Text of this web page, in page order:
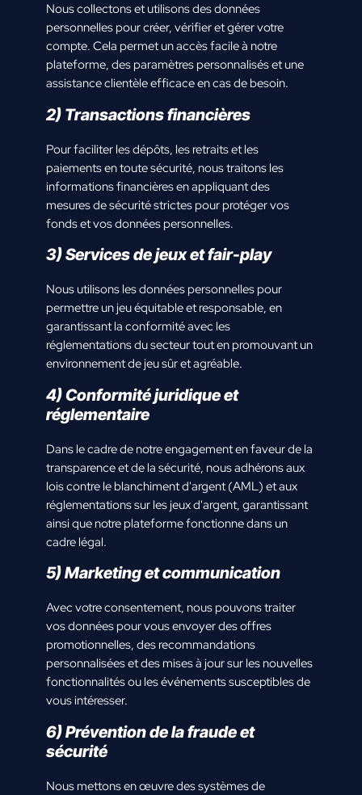
Nous collectons et utilisons des données
personnelles pour créer, vérifier et gérer votre
compte. Cela permet un accès facile à notre
plateforme, des paramètres personnalisés et une
assistance clientèle efficace en cas de besoin.
2) Transactions financières
Pour faciliter les dépôts, les retraits et les
paiements en toute sécurité, nous traitons les
informations financières en appliquant des
mesures de sécurité strictes pour protéger vos
fonds et vos données personnelles.
3) Services de jeux et fair-play
Nous utilisons les données personnelles pour
permettre un jeu équitable et responsable, en
garantissant la conformité avec les
réglementations du secteur tout en promouvant un
environnement de jeu sûr et agréable.
4) Conformité juridique et
réglementaire
Dans le cadre de notre engagement en faveur de la
transparence et de la sécurité, nous adhérons aux
lois contre le blanchiment d'argent (AML) et aux
réglementations sur les jeux d'argent, garantissant
ainsi que notre plateforme fonctionne dans un
cadre légal.
5) Marketing et communication
Avec votre consentement, nous pouvons traiter
vos données pour vous envoyer des offres
promotionnelles, des recommandations
personnalisées et des mises à jour sur les nouvelles
fonctionnalités ou les événements susceptibles de
vous intéresser.
6) Prévention de la fraude et
sécurité
Nous mettons en œuvre des systèmes de